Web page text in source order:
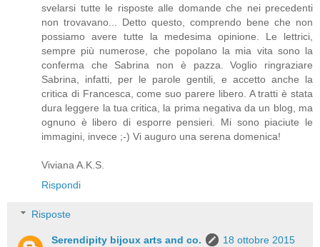
svelarsi tutte le risposte alle domande che nei precedenti
non trovavano... Detto questo, comprendo bene che non
possiamo avere tutte la medesima opinione. Le lettrici,
sempre più numerose, che popolano la mia vita sono la
conferma che Sabrina non è pazza. Voglio ringraziare
Sabrina, infatti, per le parole gentili, e accetto anche la
critica di Francesca, come suo parere libero. A tratti è stata
dura leggere la tua critica, la prima negativa da un blog, ma
ognuno è libero di esporre pensieri. Mi sono piaciute le
immagini, invece ;-) Vi auguro una serena domenica!
Viviana A.K.S.
Rispondi
Risposte
Serendipity bijoux arts and co.
18 ottobre 2015